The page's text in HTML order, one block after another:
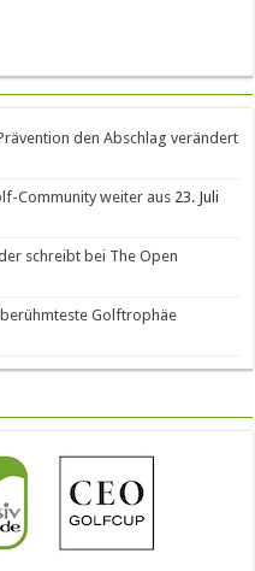
den Abschlag verändert
Community weiter aus 23. Juli
schreibt bei The Open
Golftrophäe